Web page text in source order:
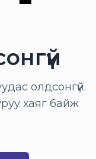
олдсонгүй.
хаяг байж